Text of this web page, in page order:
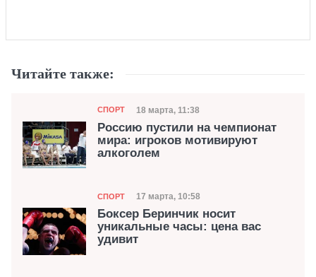
Читайте также:
Категория
СПОРТ Дата публикации
18 марта, 11:38
Россию пустили на чемпионат
мира: игроков мотивируют
алкоголем
Категория
СПОРТ Дата публикации
17 марта, 10:58
Боксер Беринчик носит
уникальные часы: цена вас
удивит